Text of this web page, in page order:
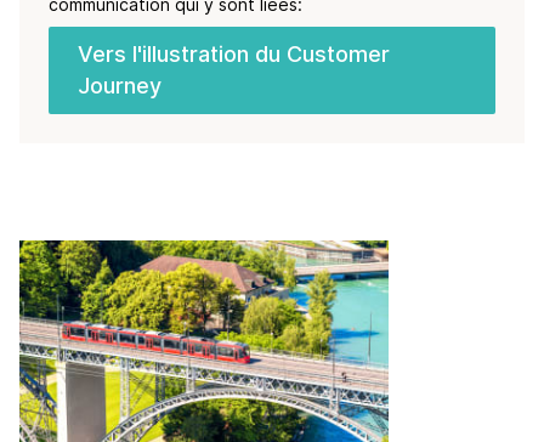
communication qui y sont liées:
Vers l'illustration du Customer
Journey